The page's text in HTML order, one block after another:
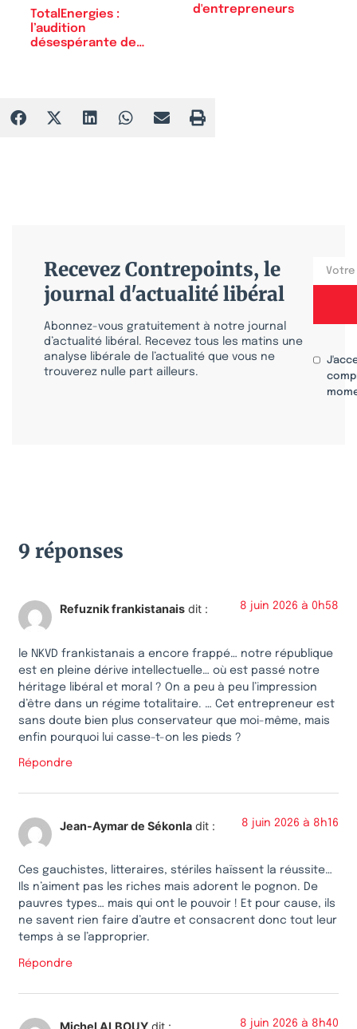
TotalEnergies :
l’audition
désespérante de
d'entrepreneurs
Recevez Contrepoints, le
journal d'actualité libéral
Abonnez-vous gratuitement à notre journal
d’actualité libéral. Recevez tous les matins une
analyse libérale de l’actualité que vous ne
trouverez nulle part ailleurs.
9 réponses
Refuznik frankistanais dit : 8 juin 2026 à 0h58
le NKVD frankistanais a encore frappé… notre république
est en pleine dérive intellectuelle… où est passé notre
héritage libéral et moral ? On a peu à peu l’impression
d’être dans un régime totalitaire. … Cet entrepreneur est
sans doute bien plus conservateur que moi-même, mais
enfin pourquoi lui casse-t-on les pieds ?
Répondre
Jean-Aymar de Sékonla dit : 8 juin 2026 à 8h16
Ces gauchistes, litteraires, stériles haïssent la réussite…
Ils n’aiment pas les riches mais adorent le pognon. De
pauvres types… mais qui ont le pouvoir ! Et pour cause, ils
ne savent rien faire d’autre et consacrent donc tout leur
temps à se l’approprier.
Répondre
Michel ALBOUY dit : 8 juin 2026 à 8h40